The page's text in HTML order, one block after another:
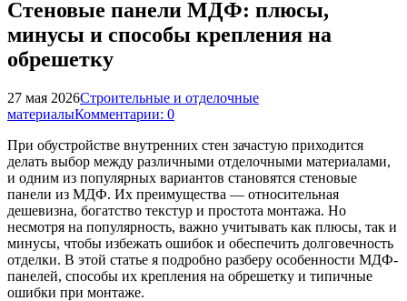
Стеновые панели МДФ: плюсы,
минусы и способы крепления на
обрешетку
27 мая 2026Строительные и отделочные
материалыКомментарии: 0
При обустройстве внутренних стен зачастую приходится
делать выбор между различными отделочными материалами,
и одним из популярных вариантов становятся стеновые
панели из МДФ. Их преимущества — относительная
дешевизна, богатство текстур и простота монтажа. Но
несмотря на популярность, важно учитывать как плюсы, так и
минусы, чтобы избежать ошибок и обеспечить долговечность
отделки. В этой статье я подробно разберу особенности МДФ-
панелей, способы их крепления на обрешетку и типичные
ошибки при монтаже.